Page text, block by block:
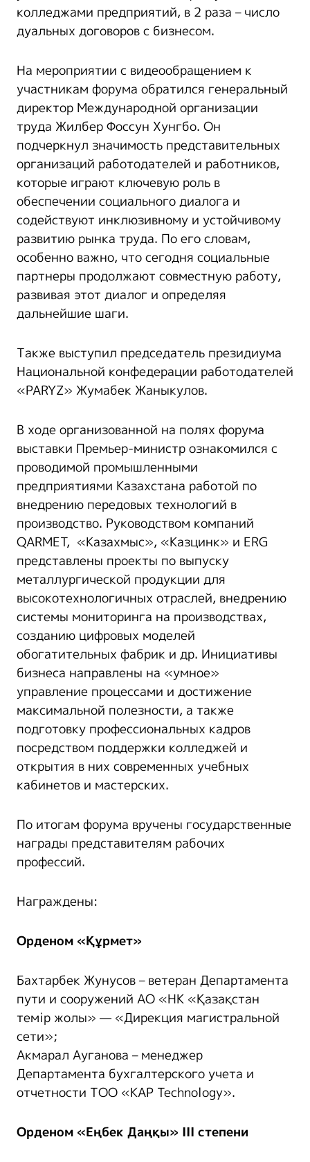
колледжами предприятий, в 2 раза – число
дуальных договоров с бизнесом.
На мероприятии с видеообращением к
участникам форума обратился генеральный
директор Международной организации
труда Жилбер Фоссун Хунгбо. Он
подчеркнул значимость представительных
организаций работодателей и работников,
которые играют ключевую роль в
обеспечении социального диалога и
содействуют инклюзивному и устойчивому
развитию рынка труда. По его словам,
особенно важно, что сегодня социальные
партнеры продолжают совместную работу,
развивая этот диалог и определяя
дальнейшие шаги.
Также выступил председатель президиума
Национальной конфедерации работодателей
«PARYZ» Жумабек Жаныкулов.
В ходе организованной на полях форума
выставки Премьер-министр ознакомился с
проводимой промышленными
предприятиями Казахстана работой по
внедрению передовых технологий в
производство. Руководством компаний
QARMET, «Казахмыс», «Казцинк» и ERG
представлены проекты по выпуску
металлургической продукции для
высокотехнологичных отраслей, внедрению
системы мониторинга на производствах,
созданию цифровых моделей
обогатительных фабрик и др. Инициативы
бизнеса направлены на «умное»
управление процессами и достижение
максимальной полезности, а также
подготовку профессиональных кадров
посредством поддержки колледжей и
открытия в них современных учебных
кабинетов и мастерских.
По итогам форума вручены государственные
награды представителям рабочих
профессий.
Награждены:
Орденом «Құрмет»
Бахтарбек Жунусов – ветеран Департамента
пути и сооружений АО «НК «Қазақстан
темір жолы» — «Дирекция магистральной
сети»;
Акмарал Ауганова – менеджер
Департамента бухгалтерского учета и
отчетности ТОО «KAP Technology».
Орденом «Еңбек Даңқы» ІІІ степени